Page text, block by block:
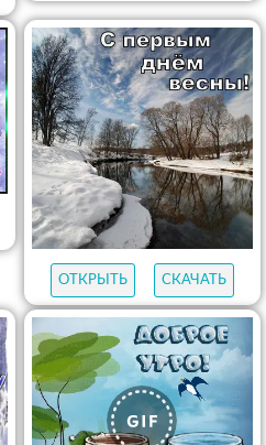
ОТКРЫТЬ СКАЧАТЬ